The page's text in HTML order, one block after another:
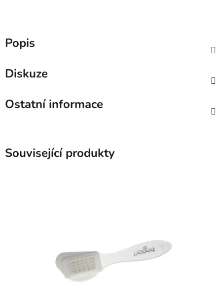
Popis
Diskuze
Ostatní informace
Související produkty